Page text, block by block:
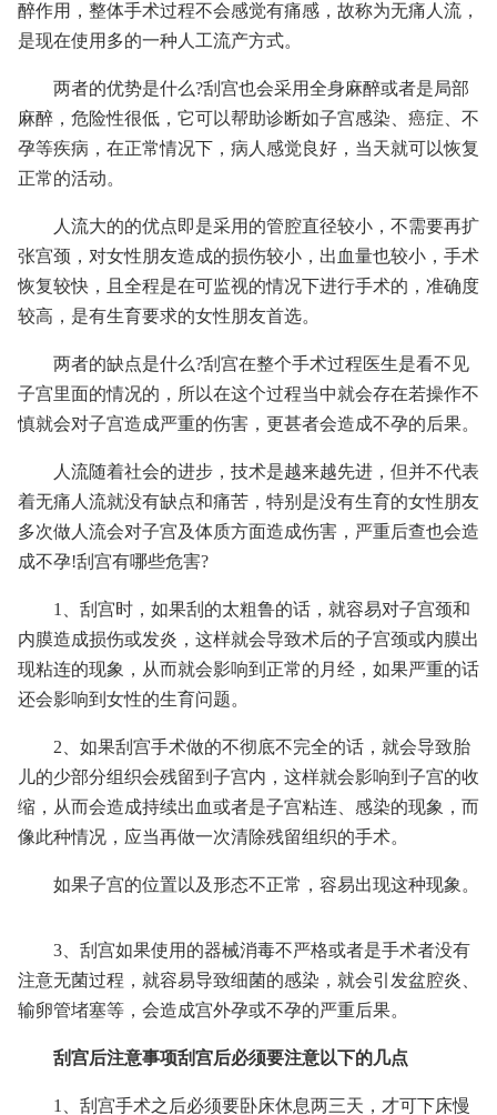
醉作用，整体手术过程不会感觉有痛感，故称为无痛人流，
是现在使用多的一种人工流产方式。
两者的优势是什么?刮宫也会采用全身麻醉或者是局部
麻醉，危险性很低，它可以帮助诊断如子宫感染、癌症、不
孕等疾病，在正常情况下，病人感觉良好，当天就可以恢复
正常的活动。
人流大的的优点即是采用的管腔直径较小，不需要再扩
张宫颈，对女性朋友造成的损伤较小，出血量也较小，手术
恢复较快，且全程是在可监视的情况下进行手术的，准确度
较高，是有生育要求的女性朋友首选。
两者的缺点是什么?刮宫在整个手术过程医生是看不见
子宫里面的情况的，所以在这个过程当中就会存在若操作不
慎就会对子宫造成严重的伤害，更甚者会造成不孕的后果。
人流随着社会的进步，技术是越来越先进，但并不代表
着无痛人流就没有缺点和痛苦，特别是没有生育的女性朋友
多次做人流会对子宫及体质方面造成伤害，严重后查也会造
成不孕!刮宫有哪些危害?
1、刮宫时，如果刮的太粗鲁的话，就容易对子宫颈和
内膜造成损伤或发炎，这样就会导致术后的子宫颈或内膜出
现粘连的现象，从而就会影响到正常的月经，如果严重的话
还会影响到女性的生育问题。
2、如果刮宫手术做的不彻底不完全的话，就会导致胎
儿的少部分组织会残留到子宫内，这样就会影响到子宫的收
缩，从而会造成持续出血或者是子宫粘连、感染的现象，而
像此种情况，应当再做一次清除残留组织的手术。
如果子宫的位置以及形态不正常，容易出现这种现象。
3、刮宫如果使用的器械消毒不严格或者是手术者没有
注意无菌过程，就容易导致细菌的感染，就会引发盆腔炎、
输卵管堵塞等，会造成宫外孕或不孕的严重后果。
刮宫后注意事项刮宫后必须要注意以下的几点
1、刮宫手术之后必须要卧床休息两三天，才可下床慢